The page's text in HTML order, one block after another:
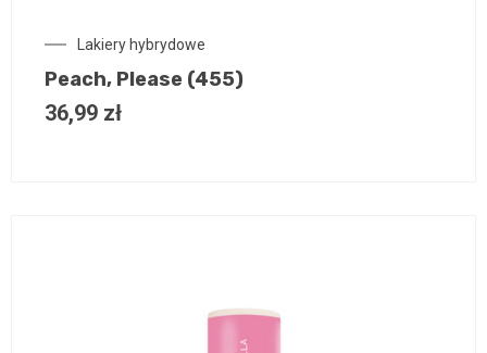
Lakiery hybrydowe
Peach, Please (455)
36,99 zł